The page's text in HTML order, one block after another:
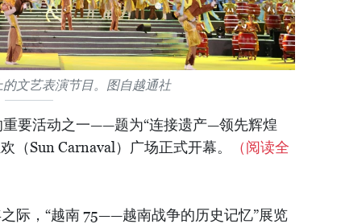
文艺表演节目。图自越通社
重要活动之一——题为“连接遗产—领先辉煌
（Sun Carnaval）广场正式开幕。
（阅读全
际，“越南 75——越南战争的历史记忆”展览